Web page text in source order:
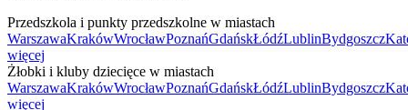
Przedszkola i punkty przedszkolne w miastach
WarszawaKrakówWrocławPoznańGdańskŁódźLublinBydgoszcz
więcej
Żłobki i kluby dziecięce w miastach
WarszawaKrakówWrocławPoznańGdańskŁódźLublinBydgoszcz
więcej